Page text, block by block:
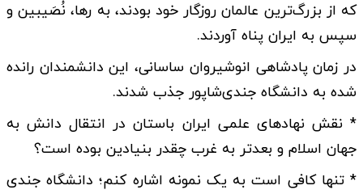
که از بزرگ‌ترین عالمان روزگار خود بودند، به رها، نُصَیبین و
سپس به ایران پناه آوردند.
در زمان پادشاهی انوشیروان ساسانی، این دانشمندان رانده
شده به دانشگاه جندی‌شاپور جذب شدند.
* نقش نهادهای علمی ایران باستان در انتقال دانش به
جهان اسلام و بعدتر به غرب چقدر بنیادین بوده است؟
* تنها کافی است به یک نمونه اشاره کنم؛ دانشگاه جندی